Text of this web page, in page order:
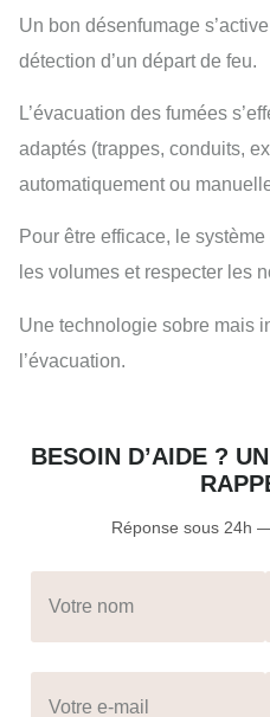
Un bon désenfumage
détection d’un départ de feu.
L’évacuation des fumées
adaptés (trappes, conduits,
automatiquement ou
Pour être efficace, le
les volumes et respecter les
Une technologie sobre mais
l’évacuation.
BESOIN D’AIDE ?
Réponse sous 24h